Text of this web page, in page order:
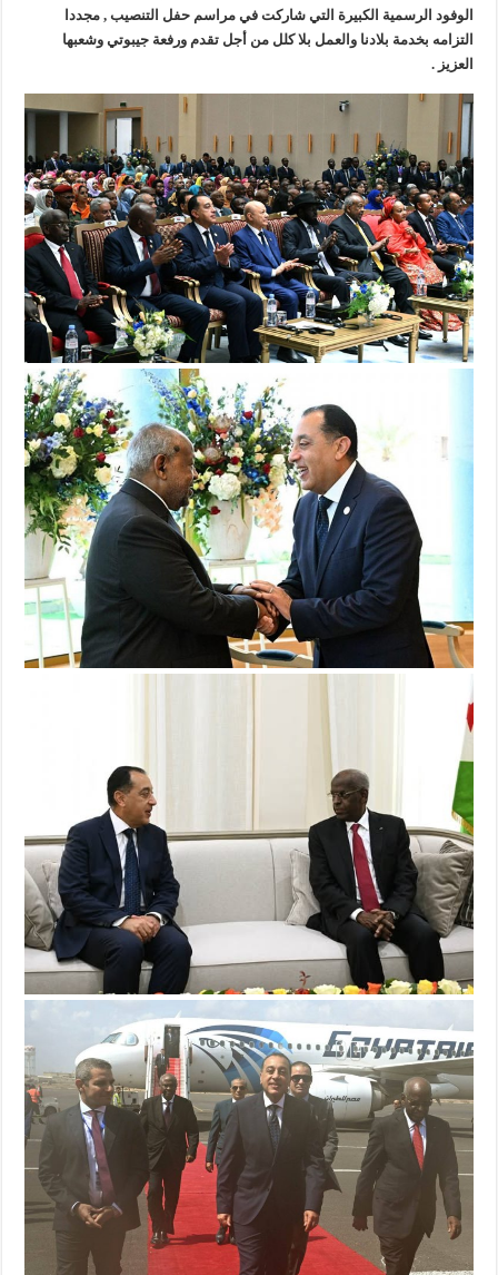
الوفود الرسمية الكبيرة التي شاركت في مراسم حفل التنصيب , مجددا
التزامه بخدمة بلادنا والعمل بلا كلل من أجل تقدم ورفعة جيبوتي وشعبها
العزيز .